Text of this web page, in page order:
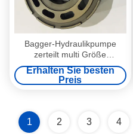
Bagger-Hydraulikpumpe
zerteilt multi Größe
Foundable NX 15 NX45
KVC925 KVC930
Erhalten Sie besten
Preis
1 2 3 4